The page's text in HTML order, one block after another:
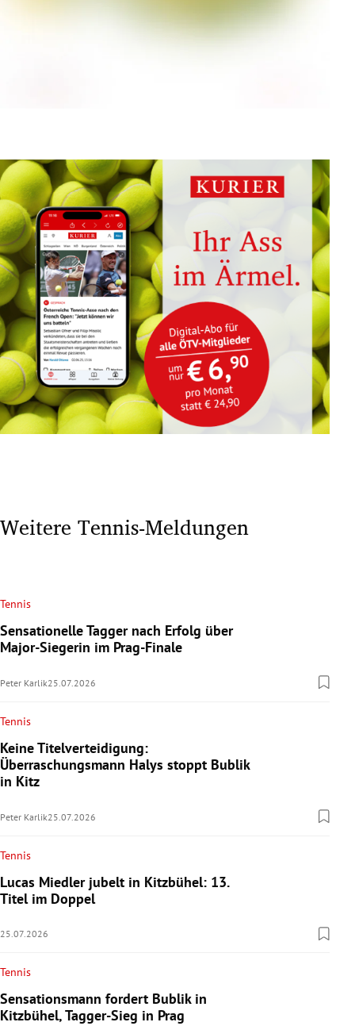
Weitere Tennis-Meldungen
Tennis
Sensationelle Tagger nach Erfolg über
Major-Siegerin im Prag-Finale
Peter Karlik25.07.2026
Tennis
Keine Titelverteidigung:
Überraschungsmann Halys stoppt Bublik
in Kitz
Peter Karlik25.07.2026
Tennis
Lucas Miedler jubelt in Kitzbühel: 13.
Titel im Doppel
25.07.2026
Tennis
Sensationsmann fordert Bublik in
Kitzbühel, Tagger-Sieg in Prag